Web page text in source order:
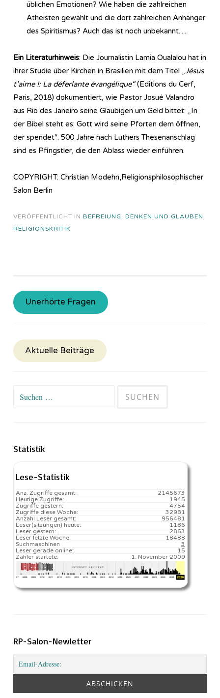
üblichen Emotionen? Wie haben die zahlreichen
Atheisten gewählt und die dort zahlreichen Anhänger
des Spiritismus? Auch das ist noch unbekannt…
Ein Literaturhinweis: Die Journalistin Lamia Oualalou hat in
ihrer Studie über Kirchen in Brasilien mit dem Titel „Jésus
t’aime !: La déferlante évangélique“(Editions du Cerf,
Paris, 2018) dokumentiert, wie Pastor Josué Valandro
aus Rio des Janeiro seine Gläubigen um Geld bittet: „In
der Bibel steht es: Gott wird seine Pforten dem öffnen,
der spendet“. 500 Jahre nach Luthers The­sen­an­schlag
sind es Pfingstler, die den Ablass wieder einführen.
COPYRIGHT: Christian Modehn,Religionsphilosophischer
Salon Berlin
VERÖFFENTLICHT IN BEFREIUNG, DENKEN UND GLAUBEN,
RELIGIONSKRITIK
Unerhörte Fragen
Aktuelle Beiträge
Suchen
Statistik
Lese-Statistik
2145673
Anz. Zugriffe gesamt:
1945
Heutige Zugriffe:
4754
Zugriffe gestern:
32981
Zugriffe diese Woche:
956481
Anzahl Leser gesamt:
1186️
Leser(sitzungen) heute:
2863
Leser gestern:
18488️
Leser letzte Woche:
3
Suchmaschinen
15
Leser gerade online:
1. November 2009
Zähler startete:
RP-Salon-Newletter